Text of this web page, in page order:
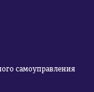
самоуправления